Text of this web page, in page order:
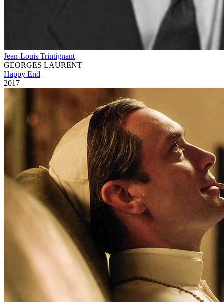
Jean-Louis Trintignant
GEORGES LAURENT
Happy End
2017